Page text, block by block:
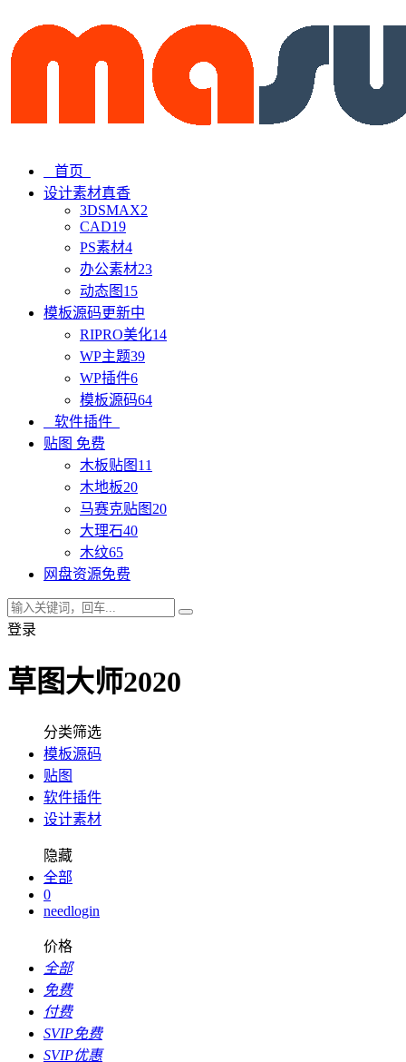
首页
设计素材真香
3DSMAX2
CAD19
PS素材4
办公素材23
动态图 15
模板源码更新中
RIPRO美化14
WP主题39
WP插件6
模板源码64
软件插件
贴图 免费
木板贴图 11
木地板20
马赛克贴图 20
大理石40
木纹65
网盘资源免费
登录
草图大师2020
分类筛选
模板源码
贴图
软件插件
设计素材
隐藏
全部
0
needlogin
价格
全部
免费
付费
SVIP免费
SVIP优惠